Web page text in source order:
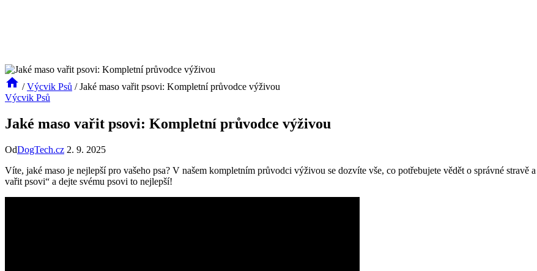
/ Výcvik Psů / Jaké maso vařit psovi: Kompletní průvodce výživou
Výcvik Psů
Jaké maso vařit psovi: Kompletní průvodce výživou
OdDogTech.cz 2. 9. 2025
Víte, jaké maso je nejlepší pro vašeho psa? V našem kompletním průvodci výživou se dozvíte vše, co potřebujete vědět o správné stravě
vařit psovi“ a dejte svému psovi to nejlepší!